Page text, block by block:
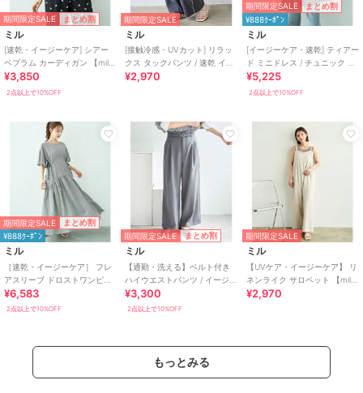
期間限定SALE まとめ割
ミル
[速乾・イージーケア] シアー
ペプラム カーディガン 【mil/
ミル】
¥3,850
2点以上で10%OFF
期間限定SALE
ミル
[接触冷感・UVカット] リラッ
クス タックパンツ / 速乾 イー
ジーケア 【mil/ミル】
¥2,970
期間限定SALE まとめ割
¥888ｸｰﾎﾟﾝ
ミル
[イージーケア・速乾] ティアー
ド ミニドレス / チュニック ブ
ラウス 【mil/ミル】
¥5,225
2点以上で10%OFF
期間限定SALE まとめ割
¥888ｸｰﾎﾟﾝ
ミル
［速乾・イージーケア］ フレ
アスリーブ ドロストワンピー
ス【mil/ミル】
¥6,583
2点以上で10%OFF
期間限定SALE まとめ割
ミル
【通勤・洗える】ベルト付き
ハイウエストパンツ / イージー
ケア【mil (ミル)】
¥3,300
2点以上で10%OFF
期間限定SALE
ミル
【UVケア・イージーケア】 リ
ネンライク サロペット 【mil/
ミル】
¥2,970
もっとみる